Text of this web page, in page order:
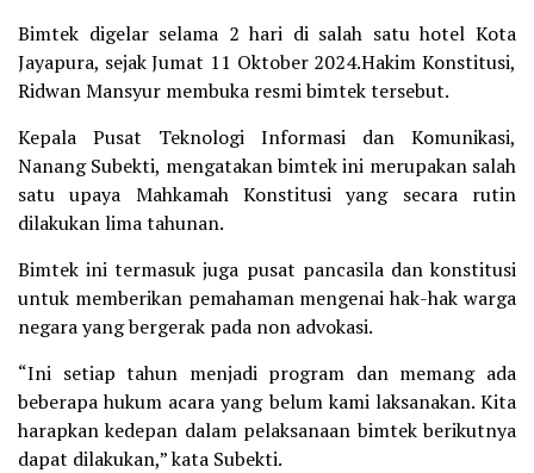
Bimtek digelar selama 2 hari di salah satu hotel Kota
Jayapura, sejak Jumat 11 Oktober 2024.Hakim Konstitusi,
Ridwan Mansyur membuka resmi bimtek tersebut.
Kepala Pusat Teknologi Informasi dan Komunikasi,
Nanang Subekti, mengatakan bimtek ini merupakan salah
satu upaya Mahkamah Konstitusi yang secara rutin
dilakukan lima tahunan.
Bimtek ini termasuk juga pusat pancasila dan konstitusi
untuk memberikan pemahaman mengenai hak-hak warga
negara yang bergerak pada non advokasi.
“Ini setiap tahun menjadi program dan memang ada
beberapa hukum acara yang belum kami laksanakan. Kita
harapkan kedepan dalam pelaksanaan bimtek berikutnya
dapat dilakukan,” kata Subekti.